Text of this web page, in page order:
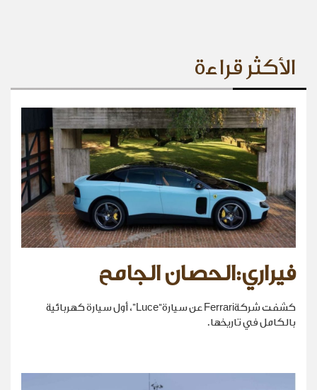
الأكثر قراءة
فيراري:الحصان الجامح
كشفت شركةFerrari عن سيارة“Luce”، أول سيارة كهربائية
بالكامل في تاريخها.